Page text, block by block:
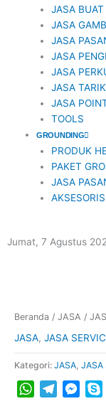
JASA BUAT
JASA
JASA
JASA
JASA
JASA
JASA
TOOLS
GROUNDING
PRODUK
PAKET
JASA
Jumat, 7 Agustus
Beranda / JASA /
JASA, JASA
Kategori: JASA, JASA
WhatsApp
Telegram